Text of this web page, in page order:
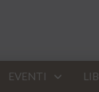
EVENTI